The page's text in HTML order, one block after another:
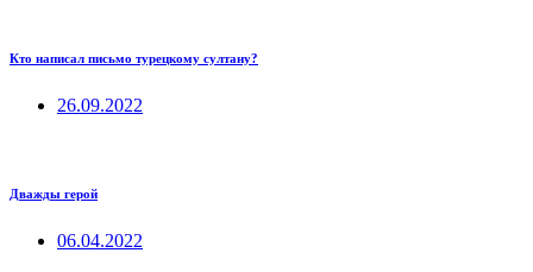
Кто написал письмо турецкому султану?
26.09.2022
Дважды герой
06.04.2022